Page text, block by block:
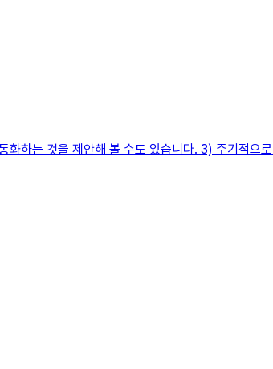
하는 것을 제안해 볼 수도 있습니다. 3) 주기적으